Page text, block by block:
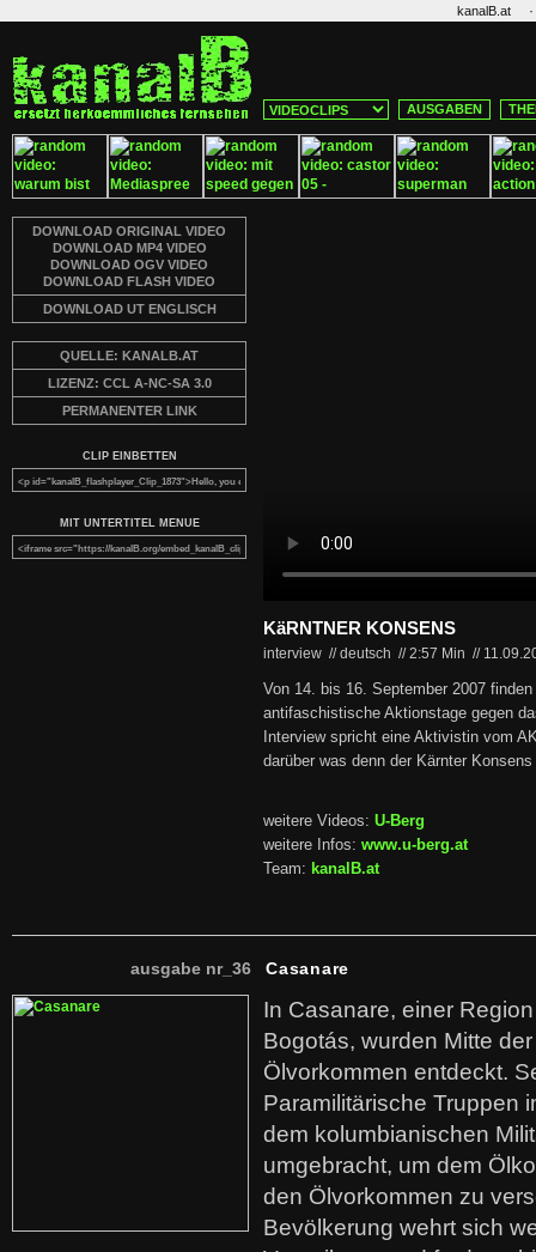
kanalB.at ·
AUSGABEN
DOWNLOAD ORIGINAL VIDEO
DOWNLOAD MP4 VIDEO
DOWNLOAD OGV VIDEO
DOWNLOAD FLASH VIDEO
DOWNLOAD UT ENGLISCH
QUELLE: KANALB.AT
LIZENZ: CCL A-NC-SA 3.0
PERMANENTER LINK
CLIP EINBETTEN
MIT UNTERTITEL MENUE
KäRNTNER KONSENS
interview // deutsch //2:57 Min //
Von 14. bis 16. September 2007
antifaschistische Aktionstage gegen
Interview spricht eine Aktivistin vom
darüber was denn der Kärnter
weitere Videos: U-Berg
weitere Infos: www.u-berg.at
Team: kanalB.at
ausgabe nr_36 Casanare
In Casanare, einer
Bogotás, wurden Mitte
Ölvorkommen entdeckt.
Paramilitärische Truppen
dem kolumbianischen
umgebracht, um dem
den Ölvorkommen zu
Bevölkerung wehrt sich